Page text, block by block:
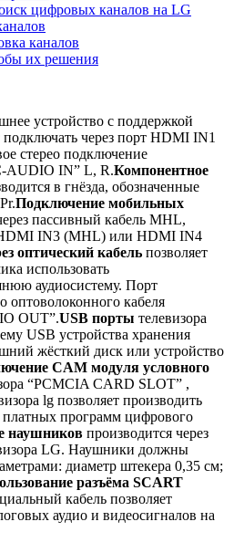
цифровых каналов на LG
каналов
их решения
устройство с поддержкой
через порт HDMI IN1
стерео подключение
AUDIO IN” L, R.Компонентное
в гнёзда, обозначенные
Подключение мобильных
пассивный кабель MHL,
IN3 (MHL) или HDMI IN4
оптический кабель позволяет
использовать
аудиосистему. Порт
оптоволоконного кабеля
OUT”.USB порты телевизора
USB устройства хранения
жёсткий диск или устройство
CAM модуля условного
“PCMCIA CARD SLOT” ,
lg позволяет производить
программ цифрового
наушников производится через
LG. Наушники должны
диаметр штекера 0,35 см;
разъёма SCART
кабель позволяет
аудио и видеосигналов на